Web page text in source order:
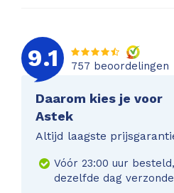
9.1 757 beoordelingen
Daarom kies je voor
Astek
Altijd laagste
Vóór 23:00 uur besteld,
dezelfde dag